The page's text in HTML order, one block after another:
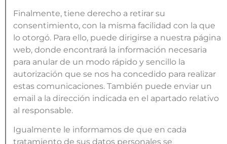
Finalmente, tiene derecho a retirar su
consentimiento, con la misma facilidad con la que
lo otorgó. Para ello, puede dirigirse a nuestra página
web, donde encontrará la información necesaria
para anular de un modo rápido y sencillo la
autorización que se nos ha concedido para realizar
estas comunicaciones. También puede enviar un
email a la dirección indicada en el apartado relativo
al responsable.
Igualmente le informamos de que en cada
tratamiento de sus datos personales se